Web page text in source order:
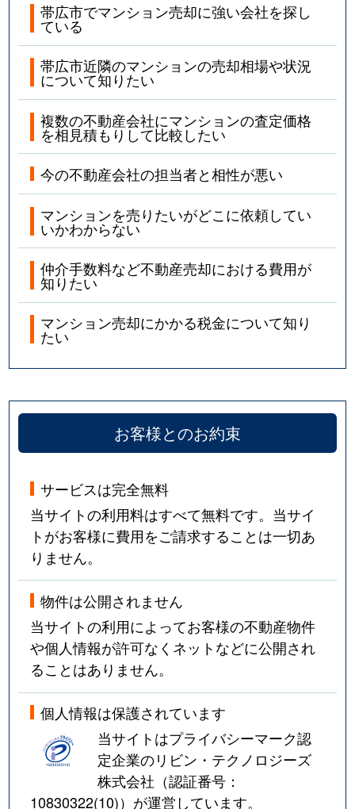
帯広市でマンション売却に強い会社を探し
ている
帯広市近隣のマンションの売却相場や状況
について知りたい
複数の不動産会社にマンションの査定価格
を相見積もりして比較したい
今の不動産会社の担当者と相性が悪い
マンションを売りたいがどこに依頼してい
いかわからない
仲介手数料など不動産売却における費用が
知りたい
マンション売却にかかる税金について知り
たい
お客様とのお約束
サービスは完全無料
当サイトの利用料はすべて無料です。当サイ
トがお客様に費用をご請求することは一切あ
りません。
物件は公開されません
当サイトの利用によってお客様の不動産物件
や個人情報が許可なくネットなどに公開され
ることはありません。
個人情報は保護されています
当サイトはプライバシーマーク認
定企業のリビン・テクノロジーズ
株式会社（認証番号：
10830322(10)）が運営しています。